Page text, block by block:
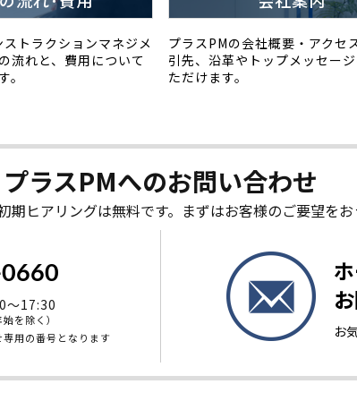
トラクションマネジメ
流れと、費用について
。
プラスPMの会社概要・アクセ
引先、沿革やトップメッセー
ただけます。
プラスPMへのお問い合わせ
期ヒアリングは無料です。まずはお客様のご要望をお
～17:30
を除く）
用の番号となります
お